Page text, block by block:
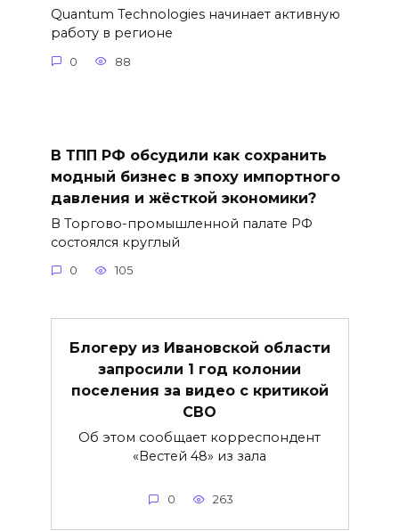
Quantum Technologies начинает активную
работу в регионе
0 88
В ТПП РФ обсудили как сохранить
модный бизнес в эпоху импортного
давления и жёсткой экономики?
В Торгово-промышленной палате РФ
состоялся круглый
0 105
Блогеру из Ивановской области
запросили 1 год колонии
поселения за видео с критикой
СВО
Об этом сообщает корреспондент
«Вестей 48» из зала
0 263